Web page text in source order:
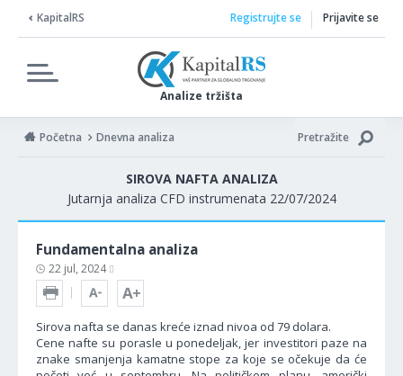
KapitalRS
Analize tržišta
Registrujte se Prijavite se
Početna Dnevna analiza Pretražite
SIROVA NAFTA ANALIZA
Jutarnja analiza CFD instrumenata 22/07/2024
Fundamentalna analiza
22 jul, 2024
Sirova nafta se danas kreće iznad nivoa od 79 dolara.
Cene nafte su porasle u ponedeljak, jer investitori paze na
znake smanjenja kamatne stope za koje se očekuje da će